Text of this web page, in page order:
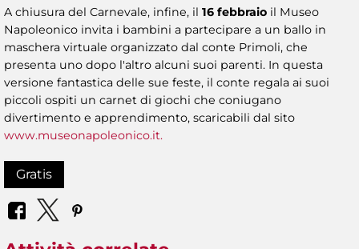
A chiusura del Carnevale, infine, il 16 febbraio il Museo
Napoleonico invita i bambini a partecipare a un ballo in
maschera virtuale organizzato dal conte Primoli, che
presenta uno dopo l'altro alcuni suoi parenti. In questa
versione fantastica delle sue feste, il conte regala ai suoi
piccoli ospiti un carnet di giochi che coniugano
divertimento e apprendimento, scaricabili dal sito
www.museonapoleonico.it.
Gratis